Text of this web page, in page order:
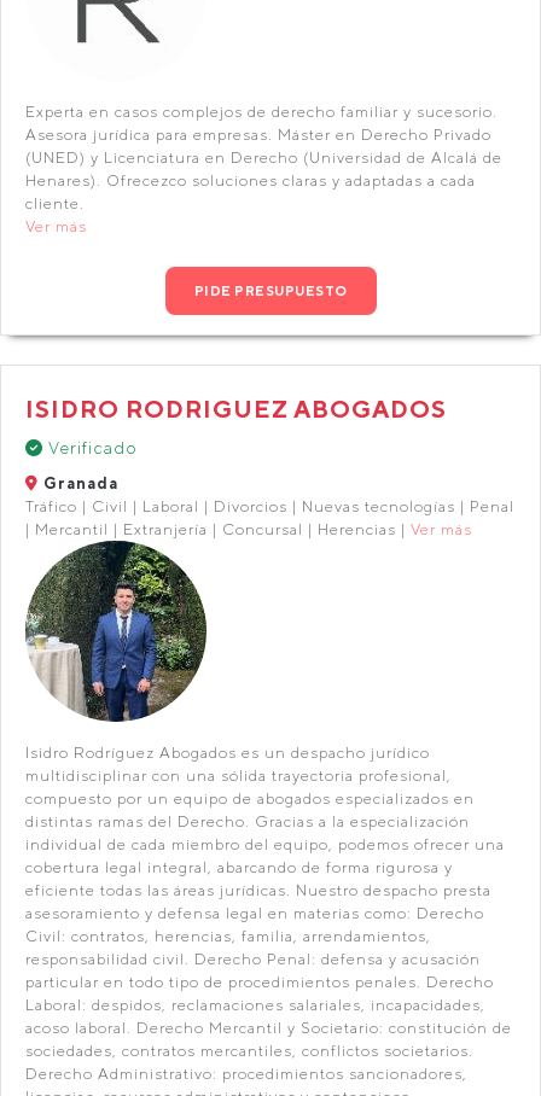
Experta en casos complejos de derecho familiar y sucesorio.
Asesora jurídica para empresas. Máster en Derecho Privado
(UNED) y Licenciatura en Derecho (Universidad de Alcalá de
Henares). Ofrecezco soluciones claras y adaptadas a cada
cliente.
Ver más
PIDE PRESUPUESTO
ISIDRO RODRIGUEZ ABOGADOS
Verificado
Granada
Tráfico | Civil | Laboral | Divorcios | Nuevas tecnologías | Penal
| Mercantil | Extranjería | Concursal | Herencias | Ver más
Isidro Rodríguez Abogados es un despacho jurídico
multidisciplinar con una sólida trayectoria profesional,
compuesto por un equipo de abogados especializados en
distintas ramas del Derecho. Gracias a la especialización
individual de cada miembro del equipo, podemos ofrecer una
cobertura legal integral, abarcando de forma rigurosa y
eficiente todas las áreas jurídicas. Nuestro despacho presta
asesoramiento y defensa legal en materias como: Derecho
Civil: contratos, herencias, familia, arrendamientos,
responsabilidad civil. Derecho Penal: defensa y acusación
particular en todo tipo de procedimientos penales. Derecho
Laboral: despidos, reclamaciones salariales, incapacidades,
acoso laboral. Derecho Mercantil y Societario: constitución de
sociedades, contratos mercantiles, conflictos societarios.
Derecho Administrativo: procedimientos sancionadores,